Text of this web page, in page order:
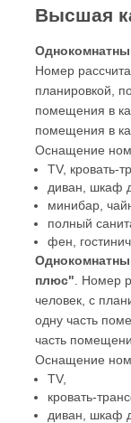
Высшая
Номер
планировкой,
помещения в
помещения в
Оснащение
TV, кровать-
диван, шкаф
минибар,
полный
фен,
плюс" . Номер
человек, с
одну часть
часть
Оснащение
TV,
кровать-
диван, шкаф